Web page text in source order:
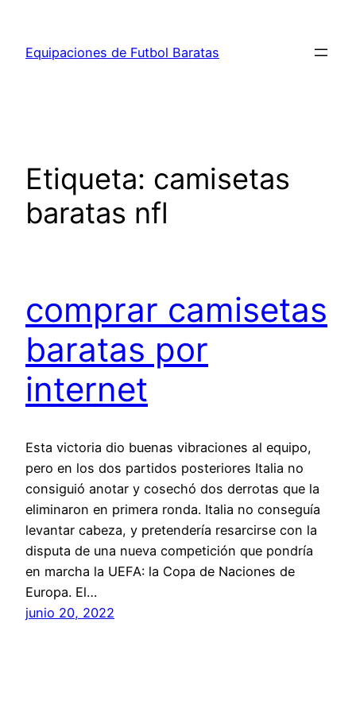
contenido
Equipaciones de Futbol Baratas
Etiqueta: camisetas
baratas nfl
comprar camisetas
baratas por
internet
Esta victoria dio buenas vibraciones al equipo,
pero en los dos partidos posteriores Italia no
consiguió anotar y cosechó dos derrotas que la
eliminaron en primera ronda. Italia no conseguía
levantar cabeza, y pretendería resarcirse con la
disputa de una nueva competición que pondría
en marcha la UEFA: la Copa de Naciones de
Europa. El…
junio 20, 2022